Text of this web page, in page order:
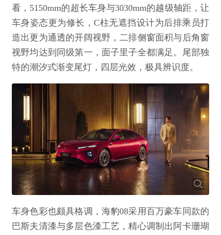
看，5150mm的超长车身与3030mm的越级轴距，让
车身姿态更为修长，C柱无遮挡设计为后排乘员打
造出更为通透的开阔视野，二排侧窗面积与后角窗
视野均达到同级第一，面子里子全都满足。尾部独
特的潮汐式渐变尾灯，四层光效，极具辨识度。
车身色彩也颇具格调，海豹08采用百万豪车同款的
巴斯夫清漆与多层色漆工艺，精心调制出阿卡珊瑚